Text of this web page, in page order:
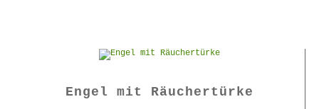
Engel mit Räuchertürke